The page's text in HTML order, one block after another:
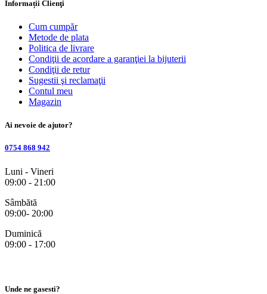
Informații Clienţi
Cum cumpăr
Metode de plata
Politica de livrare
Condiţii de acordare a garanţiei la bijuterii
Condiţii de retur
Sugestii şi reclamaţii
Contul meu
Magazin
Ai nevoie de ajutor?
0754 868 942
Luni - Vineri
09:00 - 21:00
Sâmbătă
09:00- 20:00
Duminică
09:00 - 17:00
Unde ne gasesti?